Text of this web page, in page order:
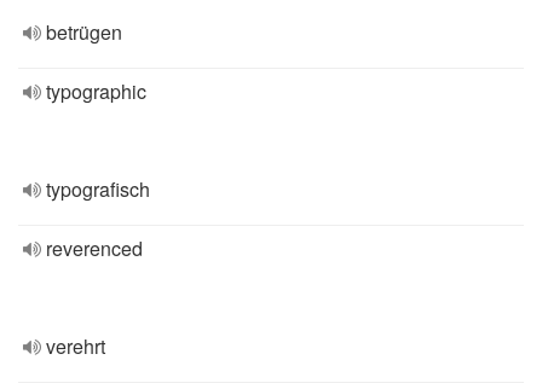
betrügen
typographic
typografisch
reverenced
verehrt